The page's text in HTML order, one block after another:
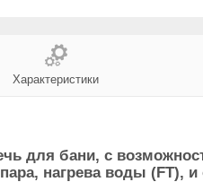
Характеристики
для бани, с
нагрева воды (FT),